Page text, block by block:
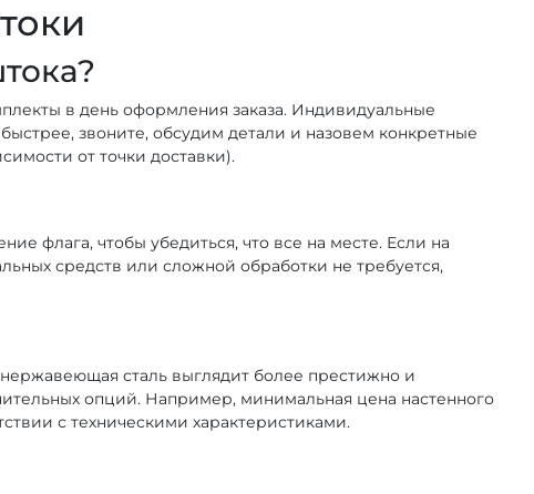
в день оформления заказа. Индивидуальные
звоните, обсудим детали и назовем конкретные
от точки доставки).
флага, чтобы убедиться, что все на месте. Если на
средств или сложной обработки не требуется,
сталь выглядит более престижно и
опций. Например, минимальная цена настенного
с техническими характеристиками.